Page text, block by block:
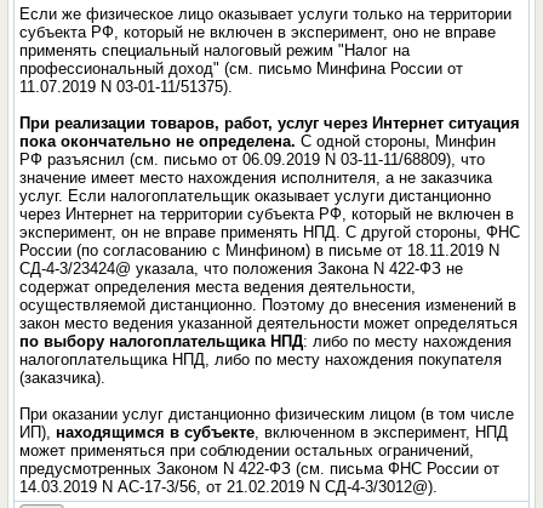
Если же физическое лицо оказывает услуги только на территории
субъекта РФ, который не включен в эксперимент, оно не вправе
применять специальный налоговый режим "Налог на
профессиональный доход" (см. письмо Минфина России от
11.07.2019 N 03-01-11/51375).
При реализации товаров, работ, услуг через Интернет ситуация
пока окончательно не определена.С одной стороны, Минфин
РФ разъяснил (см. письмо от 06.09.2019 N 03-11-11/68809), что
значение имеет место нахождения исполнителя, а не заказчика
услуг. Если налогоплательщик оказывает услуги дистанционно
через Интернет на территории субъекта РФ, который не включен в
эксперимент, он не вправе применять НПД. С другой стороны, ФНС
России (по согласованию с Минфином) в письме от 18.11.2019 N
СД-4-3/23424@ указала, что положения Закона N 422-ФЗ не
содержат определения места ведения деятельности,
осуществляемой дистанционно. Поэтому до внесения изменений в
закон место ведения указанной деятельности может определяться
по выбору налогоплательщика НПД: либо по месту нахождения
налогоплательщика НПД, либо по месту нахождения покупателя
(заказчика).
При оказании услуг дистанционно физическим лицом (в том числе
ИП),находящимся в субъекте , включенном в эксперимент, НПД
может применяться при соблюдении остальных ограничений,
предусмотренных Законом N 422-ФЗ (см. письма ФНС России от
14.03.2019 N АС-17-3/56, от 21.02.2019 N СД-4-3/3012@).